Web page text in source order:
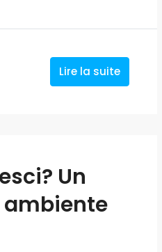
Lire la suite
Un
ambiente